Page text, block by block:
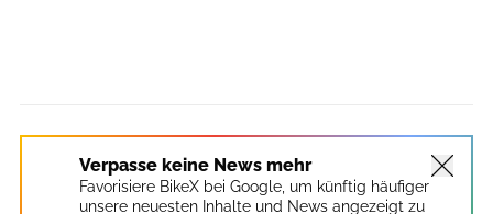
Verpasse keine News mehr
Favorisiere BikeX bei Google, um künftig häufiger
unsere neuesten Inhalte und News angezeigt zu